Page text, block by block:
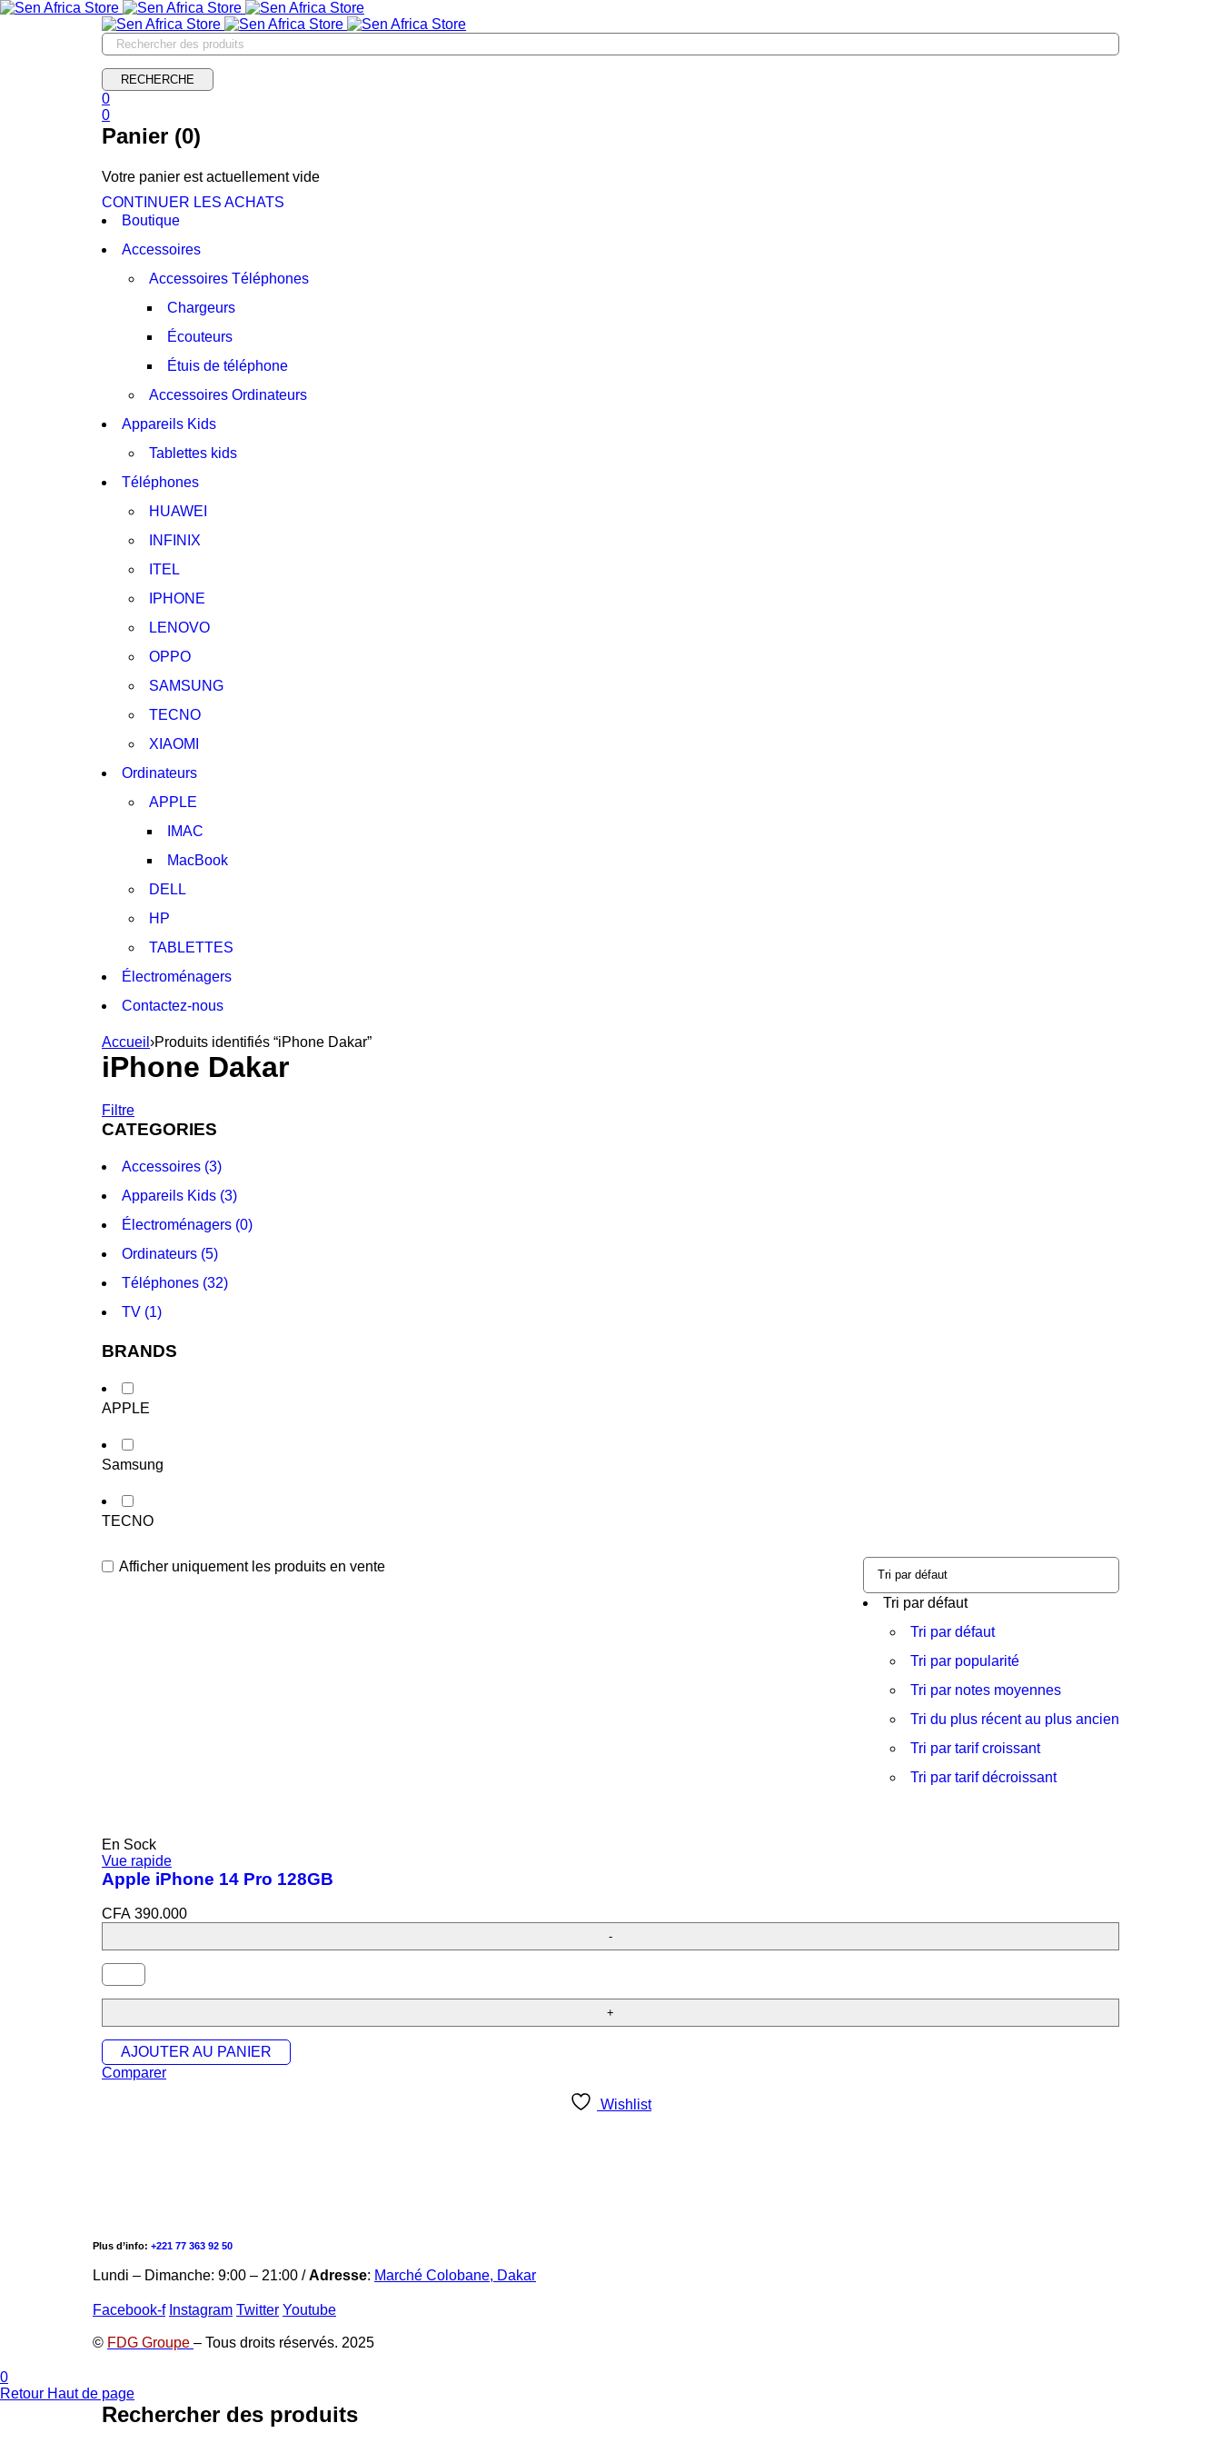
0
0
Panier (0)
Votre panier est actuellement vide
CONTINUER LES ACHATS
Boutique
Accessoires
Accessoires Téléphones
Chargeurs
Écouteurs
Étuis de téléphone
Accessoires Ordinateurs
Appareils Kids
Tablettes kids
Téléphones
HUAWEI
INFINIX
ITEL
IPHONE
LENOVO
OPPO
SAMSUNG
TECNO
XIAOMI
Ordinateurs
APPLE
IMAC
MacBook
DELL
HP
TABLETTES
Électroménagers
Contactez-nous
Accueil ›Produits identifiés “iPhone Dakar”
iPhone Dakar
Filtre
CATEGORIES
Accessoires (3)
Appareils Kids (3)
Électroménagers (0)
Ordinateurs (5)
Téléphones (32)
TV (1)
BRANDS
APPLE
Samsung
TECNO
Tri par défaut
Tri par défaut
Tri par popularité
Tri par notes moyennes
Tri du plus récent au plus ancien
Tri par tarif croissant
Tri par tarif décroissant
Afficher uniquement les produits en vente
En Sock
Vue rapide
Apple iPhone 14 Pro 128GB
CFA 390.000
AJOUTER AU PANIER
Comparer
Wishlist
Plus d’info: +221 77 363 92 50
Lundi – Dimanche: 9:00 – 21:00 /Adresse: Marché Colobane, Dakar
Facebook-f Instagram Twitter Youtube
© FDG Groupe – Tous droits réservés. 2025
0
Retour Haut de page
Rechercher des produits